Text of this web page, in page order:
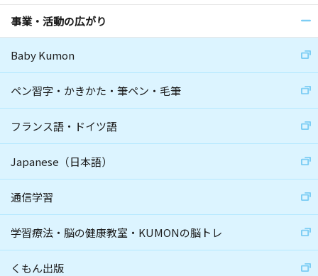
事業・活動の広がり
Baby Kumon
ペン習字・かきかた・筆ペン・毛筆
フランス語・ドイツ語
Japanese（日本語）
通信学習
学習療法・脳の健康教室・KUMONの脳トレ
くもん出版